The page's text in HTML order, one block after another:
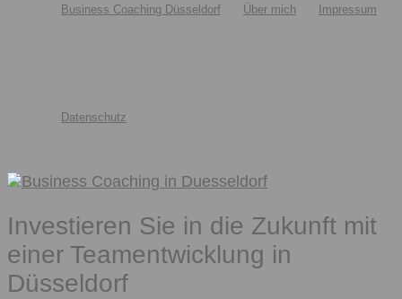
Business Coaching Düsseldorf Über mich Impressum
Datenschutz
Investieren Sie in die Zukunft mit
einer Teamentwicklung in
Düsseldorf